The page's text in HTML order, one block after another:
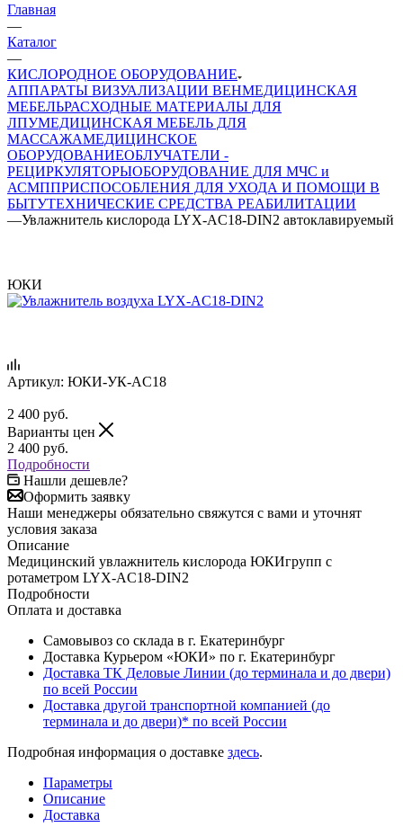
Главная
—
Каталог
—
КИСЛОРОДНОЕ ОБОРУДОВАНИЕ
АППАРАТЫ ВИЗУАЛИЗАЦИИ ВЕНМЕДИЦИНСКАЯ
МЕБЕЛЬРАСХОДНЫЕ МАТЕРИАЛЫ ДЛЯ
ЛПУМЕДИЦИНСКАЯ МЕБЕЛЬ ДЛЯ
МАССАЖАМЕДИЦИНСКОЕ
ОБОРУДОВАНИЕОБЛУЧАТЕЛИ -
РЕЦИРКУЛЯТОРЫОБОРУДОВАНИЕ ДЛЯ МЧС и
АСМППРИСПОСОБЛЕНИЯ ДЛЯ УХОДА И ПОМОЩИ В
БЫТУТЕХНИЧЕСКИЕ СРЕДСТВА РЕАБИЛИТАЦИИ
—Увлажнитель кислорода LYX-AC18-DIN2 автоклавируемый
ЮКИ
Артикул: ЮКИ-УК-AC18
2 400 руб.
Варианты цен
2 400 руб.
Подробности
Нашли дешевле?
Оформить заявку
Наши менеджеры обязательно свяжутся с вами и уточнят
условия заказа
Описание
Медицинский увлажнитель кислорода ЮКИгрупп с
ротаметром LYX-AC18-DIN2
Подробности
Оплата и доставка
Самовывоз со склада в г. Екатеринбург
Доставка Курьером «ЮКИ» по г. Екатеринбург
Доставка ТК Деловые Линии (до терминала и до двери)
по всей России
Доставка другой транспортной компанией (до
терминала и до двери)* по всей России
Подробная информация о доставке здесь.
Параметры
Описание
Доставка